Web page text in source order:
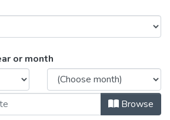
inicial by Issue
or month
Browse